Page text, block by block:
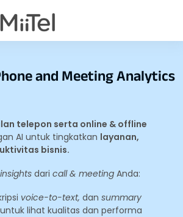
and Meeting Analytics
telepon serta online & offline
AI untuk tingkatkan layanan,
bisnis.
insights dari call & meeting Anda:
voice-to-text, dan summary
untuk lihat kualitas dan performa